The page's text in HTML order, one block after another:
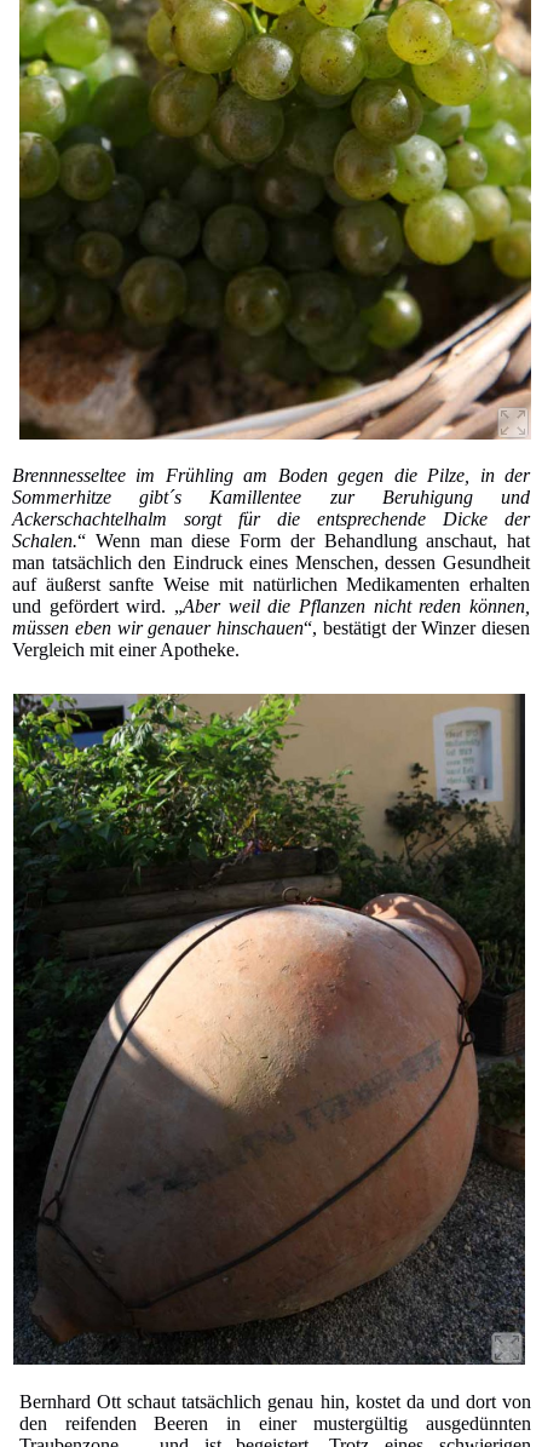
Brennnesseltee im Frühling am Boden gegen die Pilze, in der
Sommerhitze gibt´s Kamillentee zur Beruhigung und
Ackerschachtelhalm sorgt für die entsprechende Dicke der
Schalen.“ Wenn man diese Form der Behandlung anschaut, hat
man tatsächlich den Eindruck eines Menschen, dessen Gesundheit
auf äußerst sanfte Weise mit natürlichen Medikamenten erhalten
und gefördert wird. „Aber weil die Pflanzen nicht reden können,
müssen eben wir genauer hinschauen“, bestätigt der Winzer diesen
Vergleich mit einer Apotheke.
Bernhard Ott schaut tatsächlich genau hin, kostet da und dort von
den reifenden Beeren in einer mustergültig ausgedünnten